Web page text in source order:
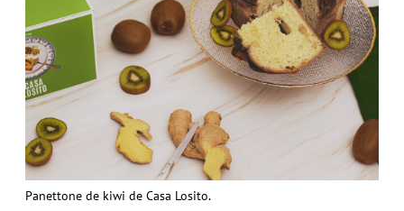
Panettone de kiwi de Casa Losito.